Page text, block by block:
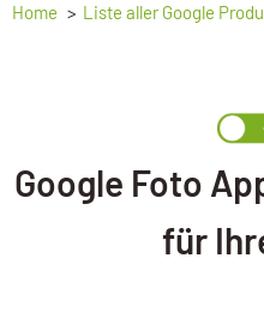
Home Liste aller Google
Google Foto
für